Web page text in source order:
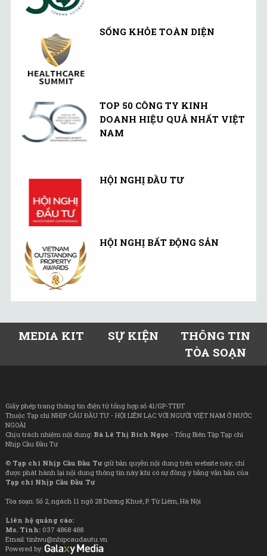
SỐNG KHỎE TOÀN DIỆN
TOP 50 CÔNG TY KINH
DOANH HIỆU QUẢ NHẤT VIỆT
NAM
HỘI NGHỊ ĐẦU TƯ
HỘI NGHỊ BẤT ĐỘNG SẢN
MEDIA KIT SỰ KIỆN
THÔNG TIN
TÒA SOẠN
Giấy phép trang thông tin điện tử tổng hợp số 41/GP-TTĐT
Thuộc Tạp chí NHỊP CẦU ĐẦU TƯ - HỘI LIÊN LẠC VỚI NGƯỜI VIỆT NAM Ở NƯỚC
NGOÀI
Chịu trách nhiệm nội dung: Bà Lê Thị Bích Ngọc - Tổng Biên Tập Tạp chí
Nhịp Cầu Đầu Tư
© Tạp chí Nhịp Cầu Đầu Tưgiữ bản quyền nội dung trên website này; chỉ
được phát hành lại nội dung thông tin này khi có sự đồng ý bằng văn bản của
Tạp chí Nhịp Cầu Đầu Tư
Tòa soạn: Số 2, ngách 11 ngõ 28 Dương Khuê, P. Từ Liêm, Hà Nội
Liên hệ quảng cáo:
Ms. Tình: 037 4868 488
Email: tinhvu@nhipcaudautu.vn
Powered by: